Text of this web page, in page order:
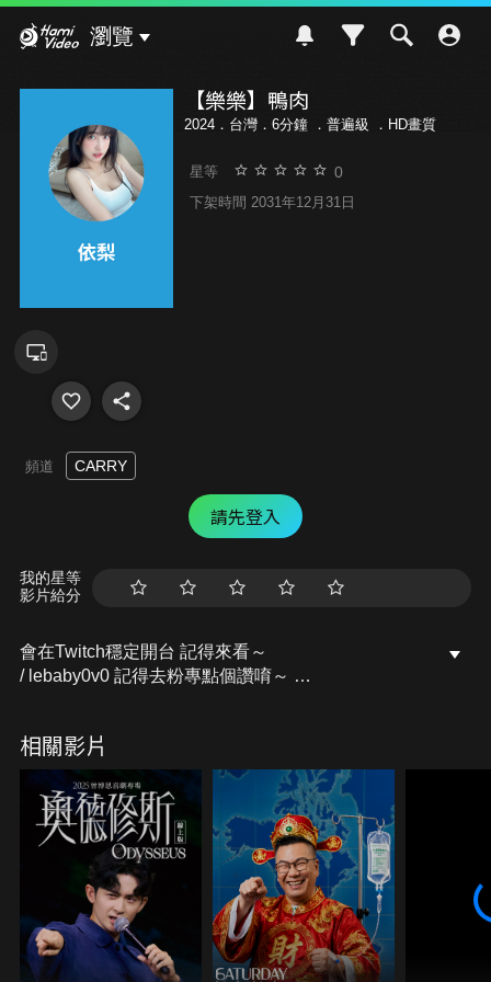
瀏覽
【樂樂】鴨肉
2024．台灣．6分鐘 ． 普遍級 ．HD畫質
星等 0
下架時間 2031年12月31日
頻道 CARRY
請先登入
我的星等
影片給分
會在Twitch穩定開台 記得來看～
/ lebaby0v0 記得去粉專點個讚唷～
/ lebaby0v0 Instagram：lebaby0v0
/ lebaby0v0 本頻道授權相關請洽詢：
littlefish@mesports.com.tw
若非此窗口授權，一律概不承認。
業務合作請洽：san710501@mesports.com.tw
相關影片